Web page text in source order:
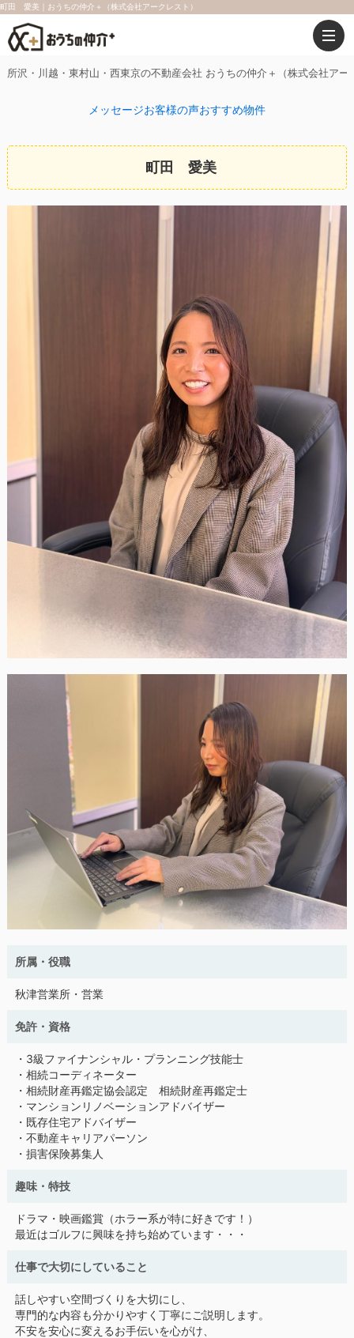
町田 愛美｜おうちの仲介＋（株式会社アークレスト）
所沢・川越・東村山・西東京の不動産会社 おうちの仲介＋（株式会社アー
メッセージお客様の声おすすめ物件
町田 愛美
所属・役職
秋津営業所・営業
免許・資格
・3級ファイナンシャル・プランニング技能士
・相続コーディネーター
・相続財産再鑑定協会認定 相続財産再鑑定士
・マンションリノベーションアドバイザー
・既存住宅アドバイザー
・不動産キャリアパーソン
・損害保険募集人
趣味・特技
ドラマ・映画鑑賞（ホラー系が特に好きです！）
最近はゴルフに興味を持ち始めています・・・
仕事で大切にしていること
話しやすい空間づくりを大切にし、
専門的な内容も分かりやすく丁寧にご説明します。
不安を安心に変えるお手伝いを心がけ、